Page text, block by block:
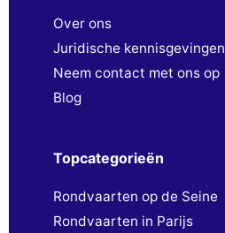
Over ons
Juridische kennisgevingen
Neem contact met ons op
Blog
Topcategorieën
Rondvaarten op de Seine
Rondvaarten in Parijs